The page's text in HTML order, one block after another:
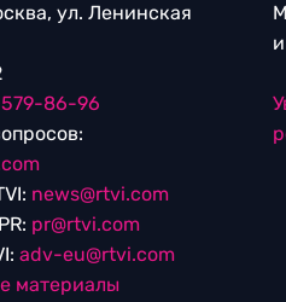
ул. Ленинская
579-86-96
news@rtvi.com
pr@rtvi.com
adv-eu@rtvi.com
материалы
и